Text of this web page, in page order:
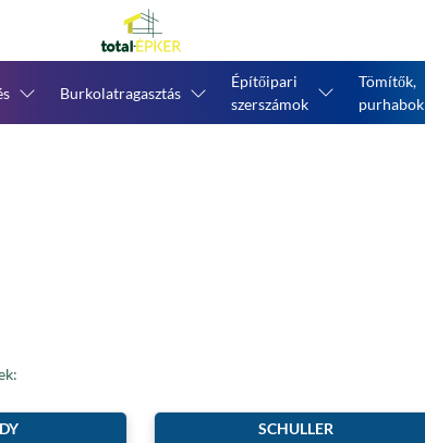
Burkolatragasztás
Építőipari
szerszámok
Tömítők,
purhabok
SCHULLER